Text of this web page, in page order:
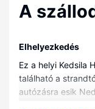
A
Elhelyezkedés
Ez a helyi Kedsila
található a
autózásra esik